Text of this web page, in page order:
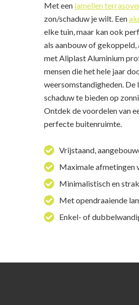
Met een lamellen
zon/schaduw je wilt. Een
elke tuin, maar kan ook
als aanbouw of gekoppeld,
met Aliplast Aluminium
mensen die het hele jaar
weersomstandigheden. De
schaduw te bieden op
Ontdek de voordelen van
perfecte buitenruimte.
Vrijstaand,
Maximale afmetingen
Minimalistisch en
Met opendraaiende
Enkel- of